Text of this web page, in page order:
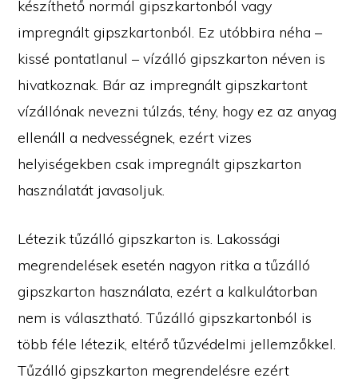
készíthető normál gipszkartonból vagy
impregnált gipszkartonból. Ez utóbbira néha –
kissé pontatlanul – vízálló gipszkarton néven is
hivatkoznak. Bár az impregnált gipszkartont
vízállónak nevezni túlzás, tény, hogy ez az anyag
ellenáll a nedvességnek, ezért vizes
helyiségekben csak impregnált gipszkarton
használatát javasoljuk.
Létezik tűzálló gipszkarton is. Lakossági
megrendelések esetén nagyon ritka a tűzálló
gipszkarton használata, ezért a kalkulátorban
nem is választható. Tűzálló gipszkartonból is
több féle létezik, eltérő tűzvédelmi jellemzőkkel.
Tűzálló gipszkarton megrendelésre ezért